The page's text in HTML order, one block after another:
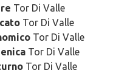
Tor Di Valle
Tor Di Valle
Tor Di Valle
Tor Di Valle
Tor Di Valle